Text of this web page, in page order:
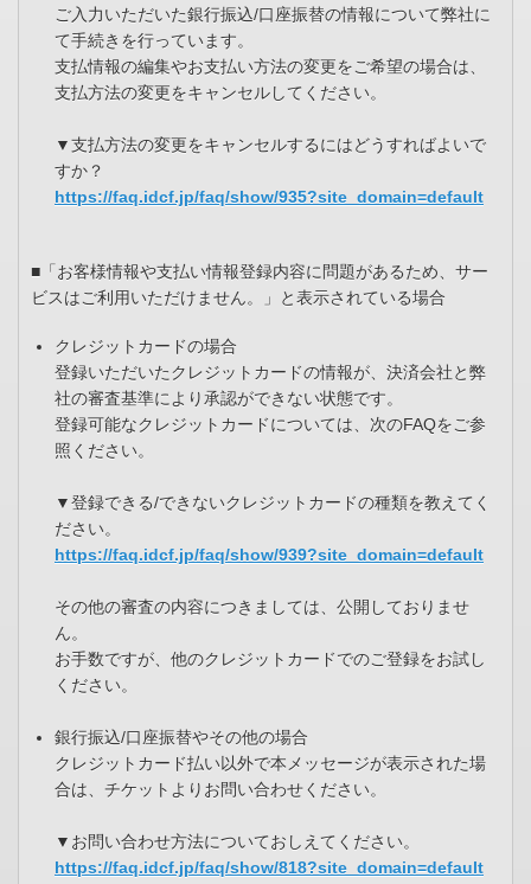
ご入力いただいた銀行振込/口座振替の情報について弊社に
て手続きを行っています。
支払情報の編集やお支払い方法の変更をご希望の場合は、
支払方法の変更をキャンセルしてください。
▼支払方法の変更をキャンセルするにはどうすればよいで
すか？
https://faq.idcf.jp/faq/show/935?site_domain=default
■「お客様情報や支払い情報登録内容に問題があるため、サー
ビスはご利用いただけません。」と表示されている場合
クレジットカードの場合
登録いただいたクレジットカードの情報が、決済会社と弊
社の審査基準により承認ができない状態です。
登録可能なクレジットカードについては、次のFAQをご参
照ください。
▼登録できる/できないクレジットカードの種類を教えてく
ださい。
https://faq.idcf.jp/faq/show/939?site_domain=default
その他の審査の内容につきましては、公開しておりませ
ん。
お手数ですが、他のクレジットカードでのご登録をお試し
ください。
銀行振込/口座振替やその他の場合
クレジットカード払い以外で本メッセージが表示された場
合は、チケットよりお問い合わせください。
▼お問い合わせ方法についておしえてください。
https://faq.idcf.jp/faq/show/818?site_domain=default